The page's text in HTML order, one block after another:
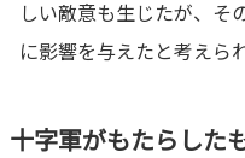
しい敵意も生じたが、そ
に影響を与えたと考えら
十字軍がもたらした